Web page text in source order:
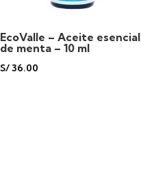
EcoValle – Aceite esencial
de menta – 10 ml
S/36.00